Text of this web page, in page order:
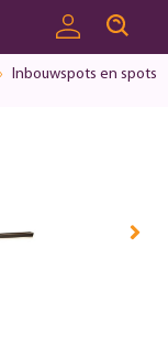
Inbouwspots en spots